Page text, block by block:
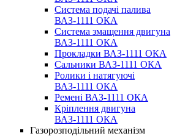
Система подачі палива
ВАЗ-1111 ОКА
Система змащення двигуна
ВАЗ-1111 ОКА
Прокладки ВАЗ-1111 ОКА
Сальники ВАЗ-1111 ОКА
Ролики і натягуючі
ВАЗ-1111 ОКА
Ремені ВАЗ-1111 ОКА
Кріплення двигуна
ВАЗ-1111 ОКА
Газорозподільний механізм